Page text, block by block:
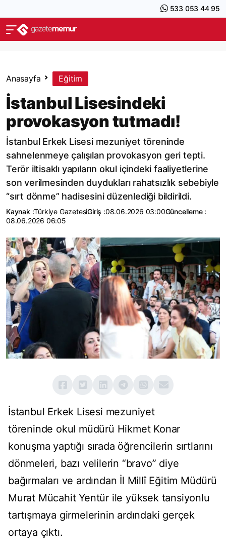
533 053 44 95
Anasayfa Eğitim
İstanbul Lisesindeki
provokasyon tutmadı!
İstanbul Erkek Lisesi mezuniyet töreninde
sahnelenmeye çalışılan provokasyon geri tepti.
Terör iltisaklı yapıların okul içindeki faaliyetlerine
son verilmesinden duydukları rahatsızlık sebebiyle
“sırt dönme” hadisesini düzenlediği bildirildi.
Kaynak :Türkiye GazetesiGiriş :08.06.2026 03:00Güncelleme :
08.06.2026 06:05
İstanbul Erkek Lisesi mezuniyet
töreninde okul müdürü Hikmet Konar
konuşma yaptığı sırada öğrencilerin sırtlarını
dönmeleri, bazı velilerin “bravo” diye
bağırmaları ve ardından İl Millî Eğitim Müdürü
Murat Mücahit Yentür ile yüksek tansiyonlu
tartışmaya girmelerinin ardındaki gerçek
ortaya çıktı.